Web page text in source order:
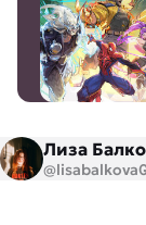
Лиза
@lisabalkova